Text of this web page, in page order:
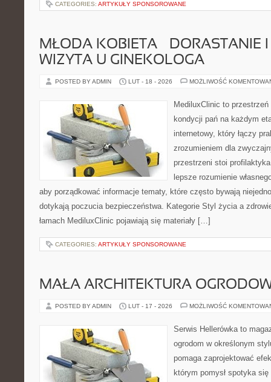
CATEGORIES: ARTYKUŁY SPONSOROWANE
MŁODA KOBIETA – DORASTANIE
WIZYTA U GINEKOLOGA
POSTED BY ADMIN LUT - 18 - 2026 MOŻLIWOŚĆ
MediluxClinic to
kondycji pań na każdym
internetowy, który łączy
zrozumieniem dla
przestrzeni stoi
lepsze rozumienie
aby porządkować informacje tematy, które często bywają
dotykają poczucia bezpieczeństwa. Kategorie Styl życia a
łamach MediluxClinic pojawiają się materiały […]
CATEGORIES: ARTYKUŁY SPONSOROWANE
MAŁA ARCHITEKTURA
POSTED BY ADMIN LUT - 17 - 2026 MOŻLIWOŚĆ
Serwis Hellerówka to
ogrodom w określonym
pomaga zaprojektować
którym pomysł spotyka